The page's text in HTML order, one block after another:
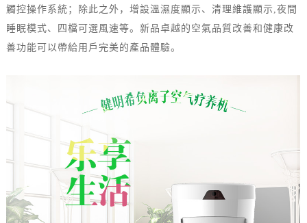
觸控操作系統；除此之外，增設溫濕度顯示、清理維護顯示,夜間
睡眠模式、四檔可選風速等。新品卓越的空氣品質改善和健康改
善功能可以帶給用戶完美的產品體驗。